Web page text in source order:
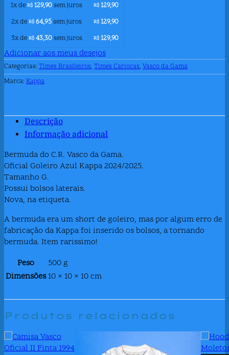
1x de R$ 129,90sem juros R$ 129,90
2x de R$ 64,95sem juros R$ 129,90
3x de R$43,30sem juros R$ 129,90
Adicionar aos meus desejos
Categorias: Times Brasileiros, Times Cariocas, Vasco da Gama
Marca: Kappa
Descrição
Informação adicional
Bermuda do C.R. Vasco da Gama.
Oficial Goleiro Azul Kappa 2024/2025.
Tamanho G.
Possui bolsos laterais.
Nova, na etiqueta.
A bermuda era um short de goleiro, mas por algum erro de
fabricação da Kappa foi inserido os bolsos, a tornando
bermuda. Item rarissimo!
Peso
500 g
Dimensões 10 × 10 × 10 cm
Produtos relacionados